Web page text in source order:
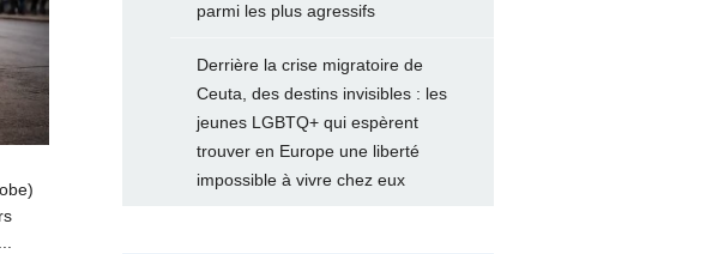
parmi les plus agressifs
Derrière la crise migratoire de
Ceuta, des destins invisibles : les
jeunes LGBTQ+ qui espèrent
trouver en Europe une liberté
impossible à vivre chez eux